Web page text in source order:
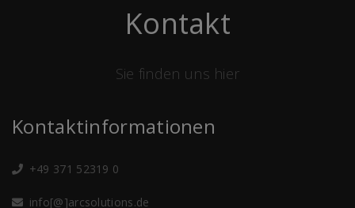
Kontakt
Sie finden uns hier
Kontaktinformationen
+49 371 52319 0
info[@]arcsolutions.de